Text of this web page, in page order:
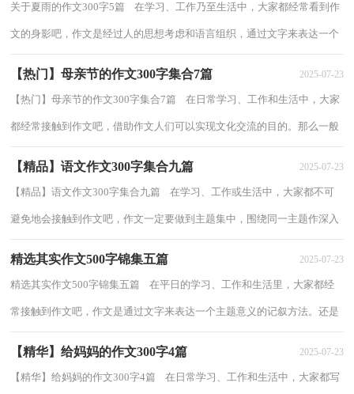
关于夏雨的作文300字5篇 在学习、工作乃至生活中，大家都经常看到作
文的身影吧，作文是经过人的思想考虑和语言组织，通过文字来表达一个
【热门】母亲节的作文300字集合7篇 2025-07-23
【热门】母亲节的作文300字集合7篇 在日常学习、工作和生活中，大家
都经常接触到作文吧，借助作文人们可以实现文化交流的目的。那么一般
【精品】语文作文300字集合九篇 2025-07-23
【精品】语文作文300字集合九篇 在学习、工作或生活中，大家都不可
避免地会接触到作文吧，作文一定要做到主题集中，围绕同一主题作深入
精选其实作文500字锦集五篇 2025-07-23
精选其实作文500字锦集五篇 在平日的学习、工作和生活里，大家都经
常接触到作文吧，作文是通过文字来表达一个主题意义的记叙方法。还是
【精华】给妈妈的作文300字4篇 2025-07-23
【精华】给妈妈的作文300字4篇 在日常学习、工作和生活中，大家都写